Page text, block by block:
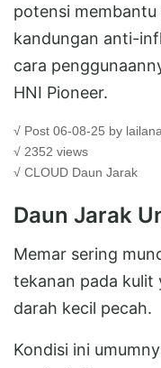
potensi
kandungan anti-
cara
HNI Pioneer.
√ Post 06-08-25 by
√ 2352 views
√ CLOUD Daun Jarak
Daun Jarak
Memar sering
tekanan pada kulit
darah kecil pecah.
Kondisi ini